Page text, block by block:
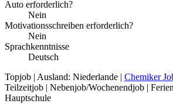
Auto erforderlich?
Nein
Motivationsschreiben erforderlich?
Nein
Sprachkenntnisse
Deutsch
Topjob | Ausland: Niederlande | Chemiker
Teilzeitjob | Nebenjob/Wochenendjob |
Hauptschule